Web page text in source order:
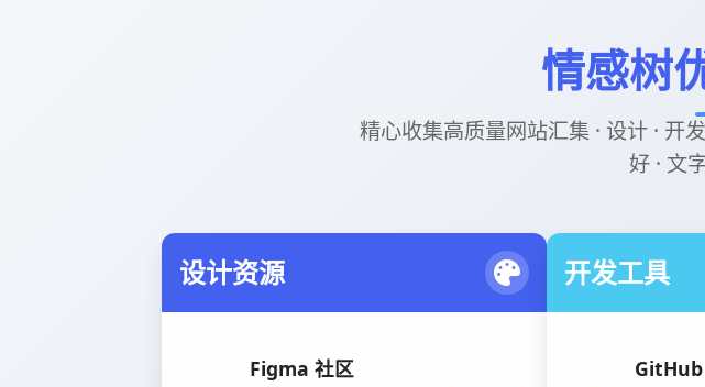
情感树
精心收集高质量网站汇集 · 设计 · 开
好 · 文
设计资源
Figma 社区
开发工具
GitHub